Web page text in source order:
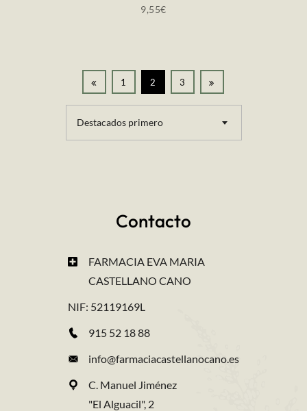
9,55€
1 2 3
Destacados primero
Contacto
FARMACIA EVA MARIA
CASTELLANO CANO
NIF: 52119169L
915 52 18 88
info@farmaciacastellanocano.es
C. Manuel Jiménez
"El Alguacil", 2